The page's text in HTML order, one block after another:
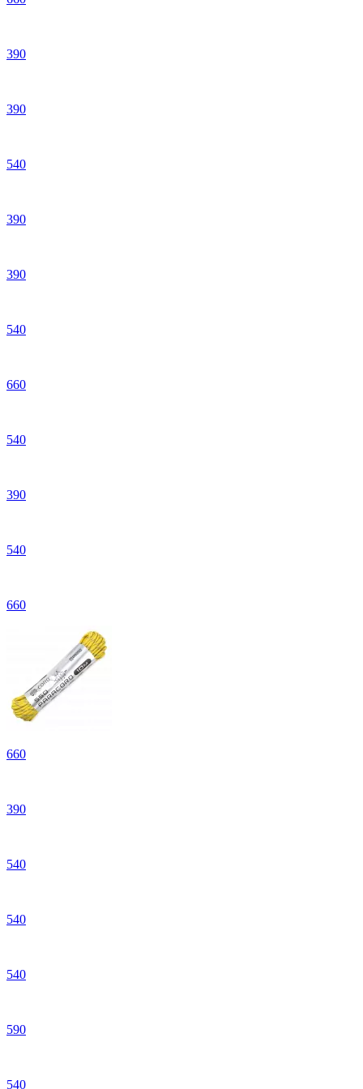
390
390
540
390
390
540
660
540
390
540
660
660
390
540
540
540
590
540